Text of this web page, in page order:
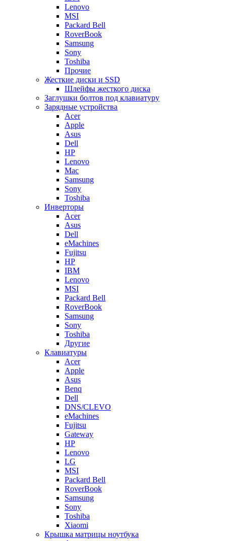
Lenovo
MSI
Packard Bell
RoverBook
Samsung
Sony
Toshiba
Прочие
Жесткие диски и SSD
Шлейфы жесткого диска
Заглушки болтов под клавиатуру
Зарядные устройства
Acer
Apple
Asus
Dell
HP
Lenovo
Mac
Samsung
Sony
Toshiba
Инверторы
Acer
Asus
Dell
eMachines
Fujitsu
HP
IBM
Lenovo
MSI
Packard Bell
RoverBook
Samsung
Sony
Toshiba
Другие
Клавиатуры
Acer
Apple
Asus
Benq
Dell
DNS/CLEVO
eMachines
Fujitsu
Gateway
HP
Lenovo
LG
MSI
Packard Bell
RoverBook
Samsung
Sony
Toshiba
Xiaomi
Крышка матрицы ноутбука